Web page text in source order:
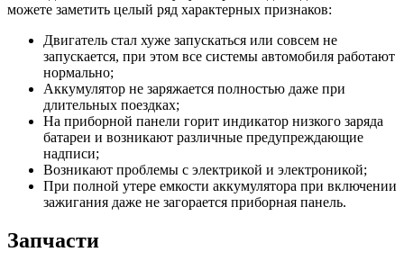
можете заметить целый ряд характерных признаков:
Двигатель стал хуже запускаться или совсем не
запускается, при этом все системы автомобиля работают
нормально;
Аккумулятор не заряжается полностью даже при
длительных поездках;
На приборной панели горит индикатор низкого заряда
батареи и возникают различные предупреждающие
надписи;
Возникают проблемы с электрикой и электроникой;
При полной утере емкости аккумулятора при включении
зажигания даже не загорается приборная панель.
Запчасти